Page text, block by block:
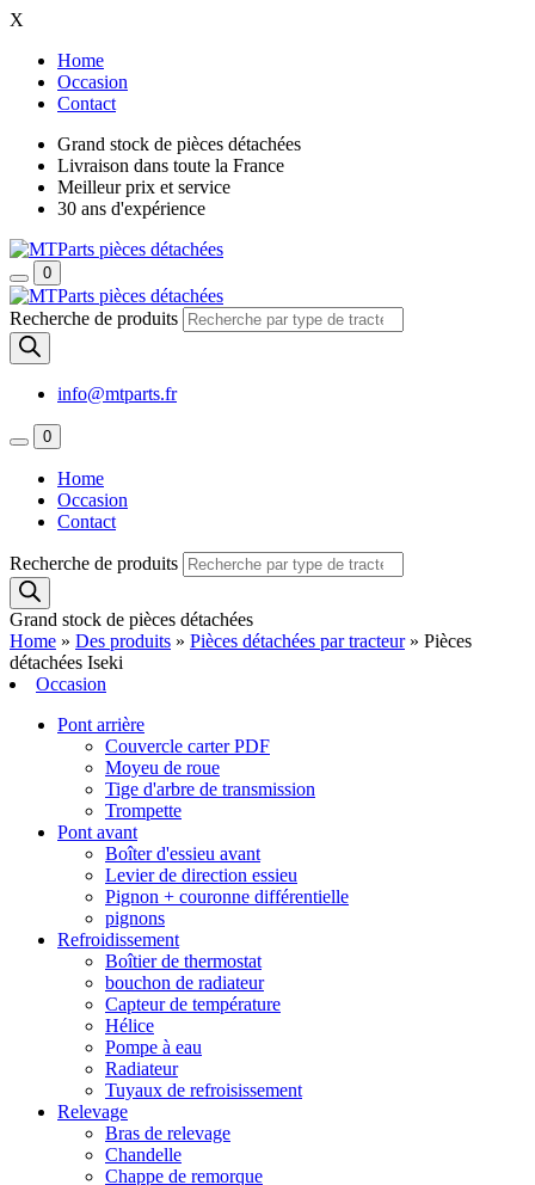
X
Home
Occasion
Contact
Grand stock de pièces détachées
Livraison dans toute la France
Meilleur prix et service
30 ans d'expérience
0
Recherche de produits
info@mtparts.fr
0
Home
Occasion
Contact
Recherche de produits
Grand stock de pièces détachées
Home » Des produits » Pièces détachées par tracteur» Pièces
détachées Iseki
Occasion
Pont arrière
Couvercle carter PDF
Moyeu de roue
Tige d'arbre de transmission
Trompette
Pont avant
Boîter d'essieu avant
Levier de direction essieu
Pignon + couronne différentielle
pignons
Refroidissement
Boîtier de thermostat
bouchon de radiateur
Capteur de température
Hélice
Pompe à eau
Radiateur
Tuyaux de refroisissement
Relevage
Bras de relevage
Chandelle
Chappe de remorque